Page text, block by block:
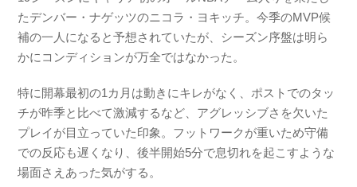
e
b
o
o
k
er n
ot
e
たデンバー・ナゲッツのニコラ・ヨキッチ。今季のMVP候
補の一人になると予想されていたが、シーズン序盤は明ら
かにコンディションが万全ではなかった。
特に開幕最初の1カ月は動きにキレがなく、ポストでのタッ
チが昨季と比べて激減するなど、アグレッシブさを欠いた
プレイが目立っていた印象。フットワークが重いため守備
での反応も遅くなり、後半開始5分で息切れを起こすような
場面さえあった気がする。